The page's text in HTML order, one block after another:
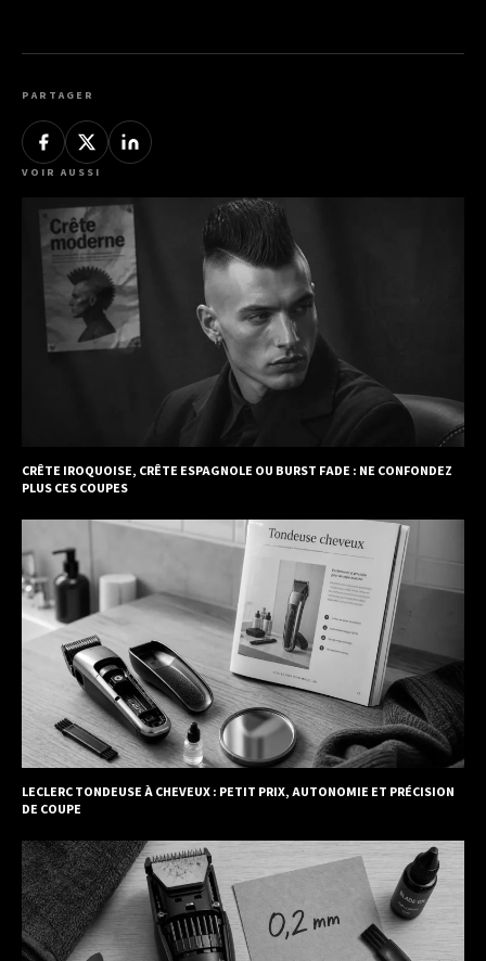
PARTAGER
VOIR AUSSI
CRÊTE IROQUOISE, CRÊTE ESPAGNOLE OU BURST FADE : NE CONFONDEZ
PLUS CES COUPES
LECLERC TONDEUSE À CHEVEUX : PETIT PRIX, AUTONOMIE ET PRÉCISION
DE COUPE